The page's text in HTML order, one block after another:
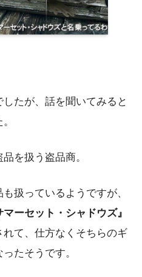
たが、話を聞いてみると
を扱う盗品商。
扱っているようですが、
マーセット・シャドウズ』
れて、仕方なくそちらのギ
たそうです。